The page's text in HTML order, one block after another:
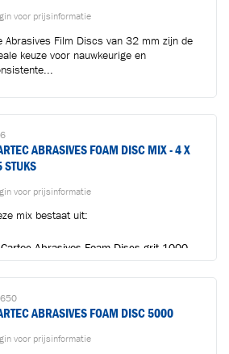
voor prijsinformatie
Abrasives Film Discs van 32 mm zijn de
keuze voor nauwkeurige en
ABRASIVES FOAM DISC MIX - 4 X
STUKS
voor prijsinformatie
mix bestaat uit:
Cartec Abrasives Foam Discs grit 1000
(75 mm -...
ABRASIVES FOAM DISC 5000
voor prijsinformatie
winkelwagen